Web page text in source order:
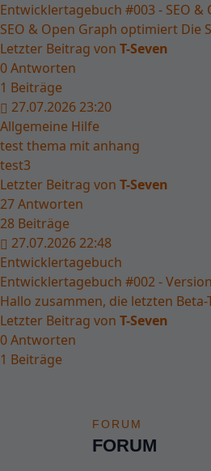
Entwicklertagebuch #003 - SEO
SEO & Open Graph optimiert
Letzter Beitrag von T-Seven
0Antworten
1 Beiträge
27.07.2026 23:20
Allgemeine Hilfe
test thema mit anhang
test3
Letzter Beitrag von T-Seven
27Antworten
28 Beiträge
27.07.2026 22:48
Entwicklertagebuch
Entwicklertagebuch #002 -
Hallo zusammen, die letzten
Letzter Beitrag von T-Seven
0Antworten
1 Beiträge
FORUM
FORUM